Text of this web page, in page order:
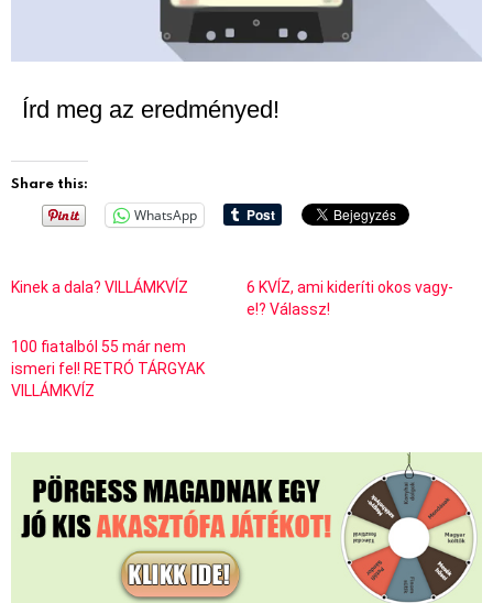
Írd meg az eredményed!
Share this:
WhatsApp
Kinek a dala? VILLÁMKVÍZ
6 KVÍZ, ami kideríti okos vagy-
e!? Válassz!
100 fiatalból 55 már nem
ismeri fel! RETRÓ TÁRGYAK
VILLÁMKVÍZ